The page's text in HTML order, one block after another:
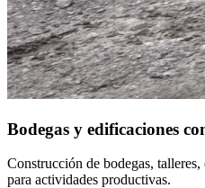
Bodegas y edificaciones
Construcción de bodegas,
para actividades productivas.